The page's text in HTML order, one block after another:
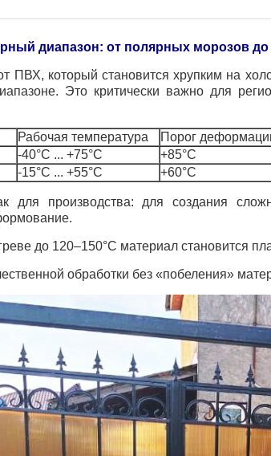
диапазон: от полярных морозов
ПВХ, который становится хрупким на
Это критически важно для
Рабочая температура
Порог
-40°C ... +75°C
+85°C
-15°C ... +55°C +60°C
для производства: для создания
до 120–150°C материал становится
обработки без «побеления»